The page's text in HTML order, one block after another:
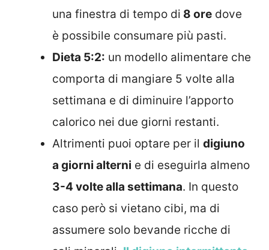
una finestra di tempo di 8 ore dove
è possibile consumare più pasti.
Dieta 5:2: un modello alimentare che
comporta di mangiare 5 volte alla
settimana e di diminuire l’apporto
calorico nei due giorni restanti.
Altrimenti puoi optare per il digiuno
a giorni alterni e di eseguirla almeno
3-4 volte alla settimana. In questo
caso però si vietano cibi, ma di
assumere solo bevande ricche di